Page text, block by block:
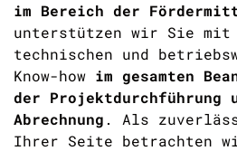
im Bereich der
unterstützen wir Sie mit
technischen und
Know-how im gesamten
der Projektdurchführung
Abrechnung .
Als
Ihrer Seite betrachten